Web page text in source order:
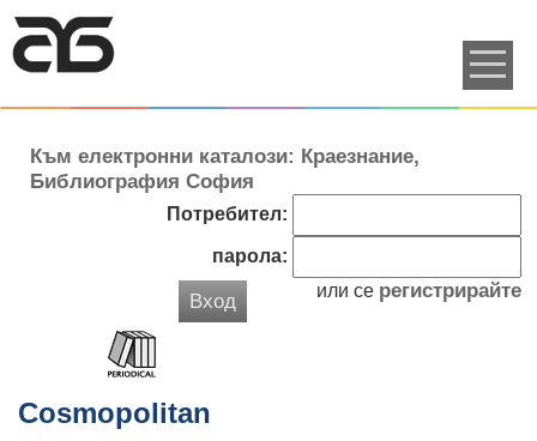
Към електронни каталози: Краезнание,
Библиография София
Потребител:
парола:
Вход или се регистрирайте
Cosmopolitan